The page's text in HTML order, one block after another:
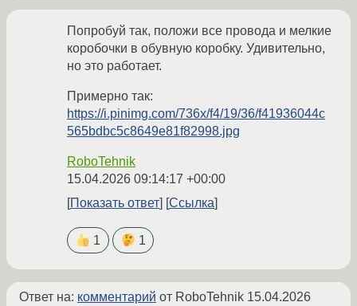
Попробуй так, положи все провода и мелкие
коробочки в обувную коробку. Удивительно,
но это работает.
Примерно так:
https://i.pinimg.com/736x/f4/19/36/f41936044c
565bdbc5c8649e81f82998.jpg
RoboTehnik
15.04.2026 09:14:17 +00:00
Показать ответ
Ссылка
1 1
Ответ на: комментарий от RoboTehnik 15.04.2026